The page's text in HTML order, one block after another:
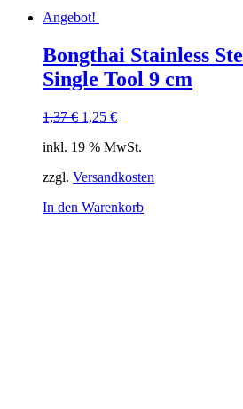
Angebot!
Bongthai Stainless
Single Tool 9 cm
1,37€ Ursprünglicher
war:
1,25 €Aktueller
ist:
inkl. 19 % MwSt.
zzgl. Versandkosten
In den Warenkorb